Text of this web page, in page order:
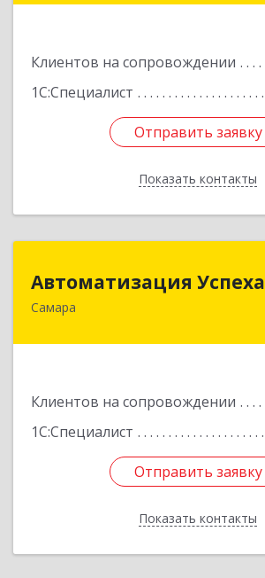
Клиентов на сопровождении
1С:Специалист
Отправить заявку
Показать контакты
Отправить заявку
Назад
Автоматизация Успеха
Самара
Клиентов на сопровождении
1С:Специалист
Отправить заявку
Показать контакты
Отправить заявку
Назад